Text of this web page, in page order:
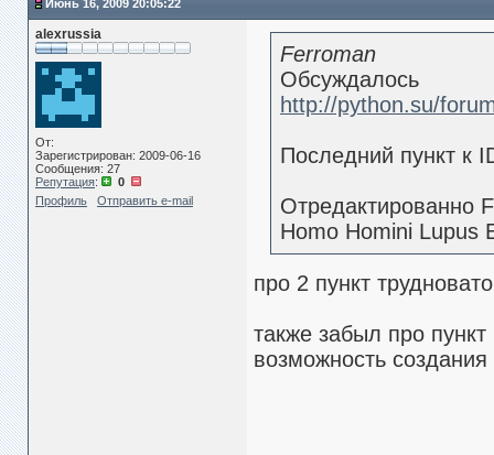
Июнь 16, 2009 20:05:22
alexrussia
От:
Зарегистрирован: 2009-06-16
Сообщения: 27
Репутация:
0
Профиль
Отправить e-mail
Ferroman
Обсуждалось
http://python.su/
Последний пункт к
Отредактированно
Homo Homini Lupus
про 2 пункт
также забыл про пункт
возможность